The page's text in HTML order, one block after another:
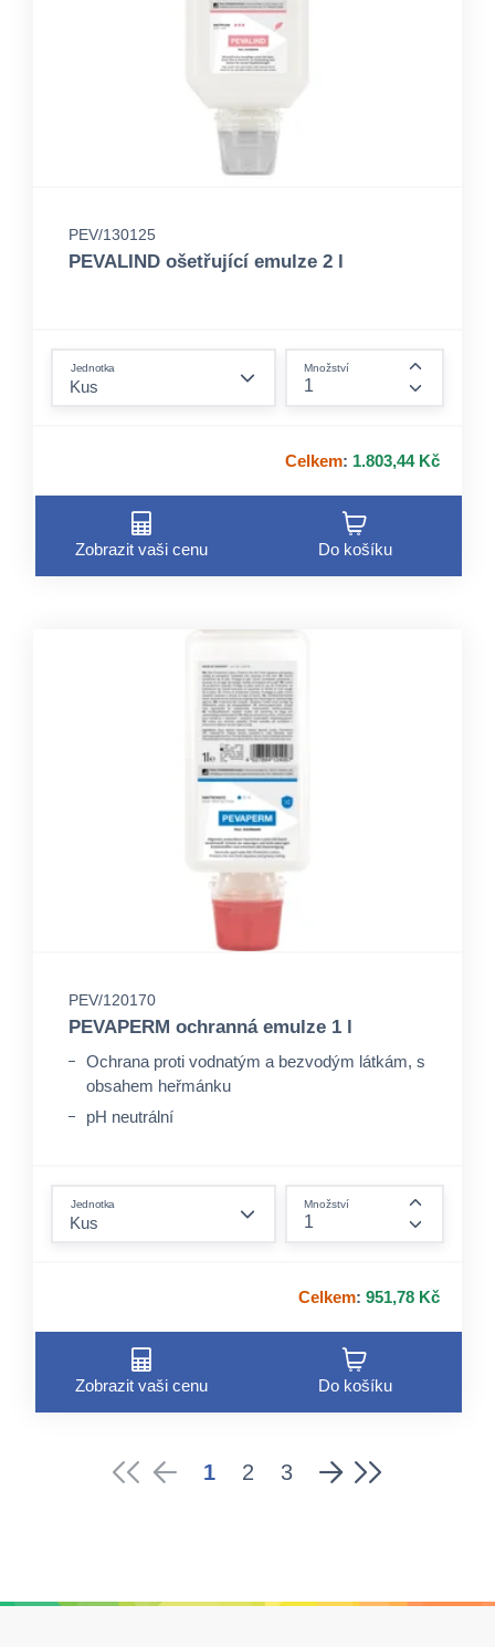
PEV/130125
PEVALIND ošetřující emulze 2 l
Jednotka Množství
Celkem: 1.803,44 Kč
Zobrazit vaši cenu Do košíku
PEV/120170
PEVAPERM ochranná emulze 1 l
Ochrana proti vodnatým a bezvodým látkám, s
obsahem heřmánku
pH neutrální
Jednotka Množství
Celkem: 951,78 Kč
Zobrazit vaši cenu Do košíku
1 2 3